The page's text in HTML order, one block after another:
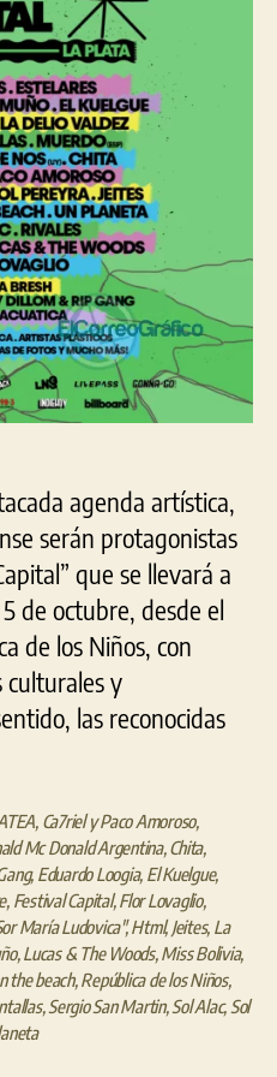
agenda artística,
serán protagonistas
que se llevará a
de octubre, desde el
de los Niños, con
y
las reconocidas
Ca7riel y Paco Amoroso,
Mc Donald Argentina, Chita,
, Eduardo Loogia, El Kuelgue,
, Festival Capital,Flor Lovaglio,
María Ludovica",Html,Jeites, La
, Lucas & The Woods, Miss Bolivia,
the beach, República de los Niños,
, Sergio San Martin, Sol Alac, Sol